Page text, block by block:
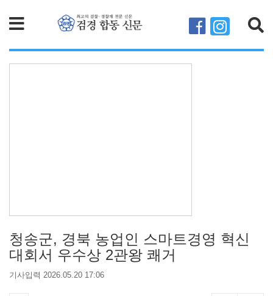
청송군, 경북 농업인 스마트경영 혁신
대회서 우수상 2관왕 쾌거
기사입력 2026.05.20 17:06